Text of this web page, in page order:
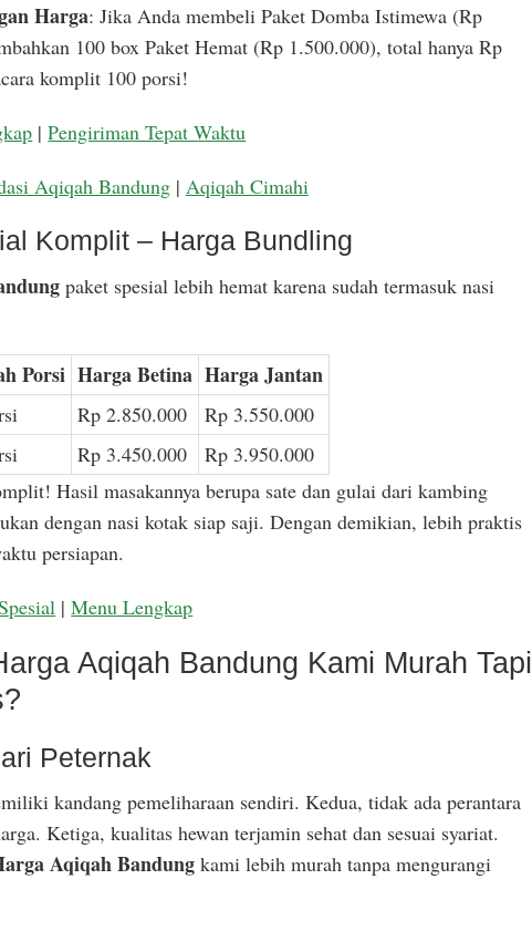
Harga: Jika Anda membeli Paket Domba Istimewa (Rp
100 box Paket Hemat (Rp 1.500.000), total hanya Rp
komplit 100 porsi!
|Pengiriman Tepat Waktu
Aqiqah Bandung| Aqiqah Cimahi
Komplit – Harga Bundling
paket spesial lebih hemat karena sudah termasuk nasi
Porsi Harga Betina Harga Jantan
Rp 2.850.000
Rp 3.550.000
Rp 3.450.000
Rp 3.950.000
Hasil masakannya berupa sate dan gulai dari kambing
dengan nasi kotak siap saji. Dengan demikian, lebih praktis
persiapan.
|Menu Lengkap
Aqiqah Bandung Kami Murah Tapi
Peternak
kandang pemeliharaan sendiri. Kedua, tidak ada perantara
Ketiga, kualitas hewan terjamin sehat dan sesuai syariat.
Aqiqah Bandungkami lebih murah tanpa mengurangi